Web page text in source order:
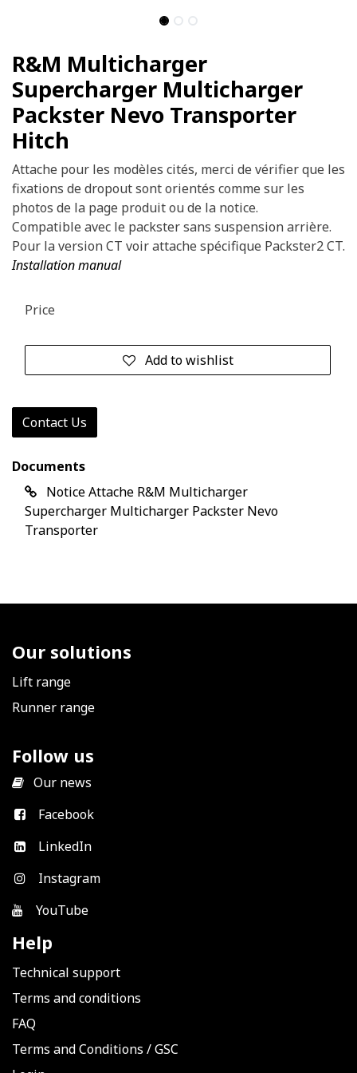
R&M Multicharger
Supercharger Multicharger
Packster Nevo Transporter
Hitch
Attache pour les modèles cités, merci de vérifier que les
fixations de dropout sont orientés comme sur les
photos de la page produit ou de la notice.
Compatible avec le packster sans suspension arrière.
Pour la version CT voir attache spécifique Packster2 CT.
Installation manual
Add to wishlist
Price
Contact Us
Documents
Notice Attache R&M Multicharger
Supercharger Multicharger Packster Nevo
Transporter
Our solutions
Lift range
Runner range
Follow us
Our news
Facebook
LinkedIn
Instagram
YouTube
Help
Technical support
Terms and conditions
FAQ
Terms and Conditions /GSC